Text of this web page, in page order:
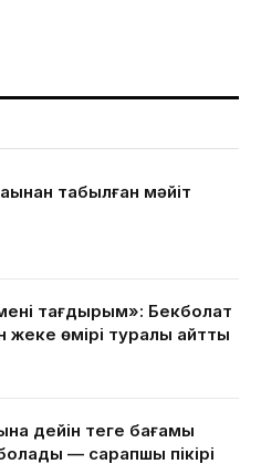
табылған мәйіт
тағдырым»: Бекболат
жеке өмірі туралы айтты
дейін теңге бағамы
— сарапшы пікірі